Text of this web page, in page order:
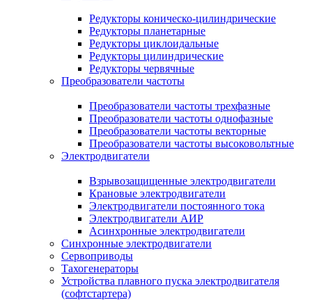
Редукторы коническо-цилиндрические
Редукторы планетарные
Редукторы циклоидальные
Редукторы цилиндрические
Редукторы червячные
Преобразователи частоты
Преобразователи частоты трехфазные
Преобразователи частоты однофазные
Преобразователи частоты векторные
Преобразователи частоты высоковольтные
Электродвигатели
Взрывозащищенные электродвигатели
Крановые электродвигатели
Электродвигатели постоянного тока
Электродвигатели АИР
Асинхронные электродвигатели
Синхронные электродвигатели
Сервоприводы
Тахогенераторы
Устройства плавного пуска электродвигателя
(софтстартера)